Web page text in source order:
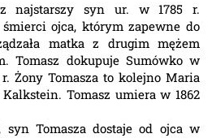
najstarszy syn ur. w 1785 r.
ojca, którym zapewne do
matka z drugim mężem
Tomasz dokupuje Sumówko w
r. Żony Tomasza to kolejno Maria
Tomasz umiera w 1862
syn Tomasza dostaje od ojca w